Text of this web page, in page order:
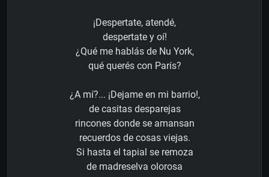
¡Despertate, atendé,
despertate y oí!
¿Qué me hablás de Nu York,
qué querés con París?
¿A mí?... ¡Dejame en mi barrio!,
de casitas desparejas
rincones donde se amansan
recuerdos de cosas viejas.
Si hasta el tapial se remoza
de madreselva olorosa